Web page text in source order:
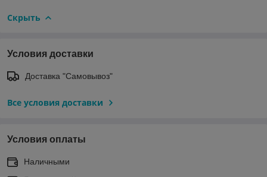
Скрыть
Условия доставки
Доставка "Самовывоз"
Все условия доставки
Условия оплаты
Наличными